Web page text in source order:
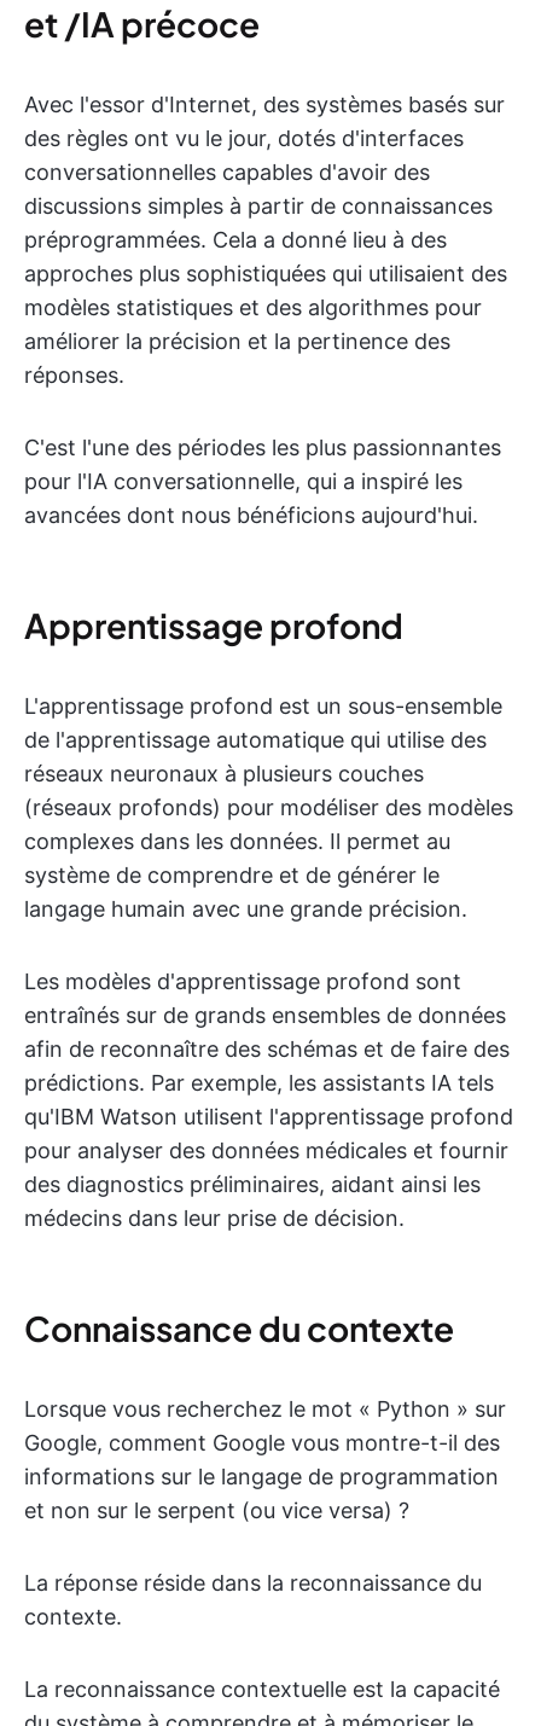
et /IA précoce
Avec l'essor d'Internet, des systèmes basés sur
des règles ont vu le jour, dotés d'interfaces
conversationnelles capables d'avoir des
discussions simples à partir de connaissances
préprogrammées. Cela a donné lieu à des
approches plus sophistiquées qui utilisaient des
modèles statistiques et des algorithmes pour
améliorer la précision et la pertinence des
réponses.
C'est l'une des périodes les plus passionnantes
pour l'IA conversationnelle, qui a inspiré les
avancées dont nous bénéficions aujourd'hui.
Apprentissage profond
L'apprentissage profond est un sous-ensemble
de l'apprentissage automatique qui utilise des
réseaux neuronaux à plusieurs couches
(réseaux profonds) pour modéliser des modèles
complexes dans les données. Il permet au
système de comprendre et de générer le
langage humain avec une grande précision.
Les modèles d'apprentissage profond sont
entraînés sur de grands ensembles de données
afin de reconnaître des schémas et de faire des
prédictions. Par exemple, les assistants IA tels
qu'IBM Watson utilisent l'apprentissage profond
pour analyser des données médicales et fournir
des diagnostics préliminaires, aidant ainsi les
médecins dans leur prise de décision.
Connaissance du contexte
Lorsque vous recherchez le mot « Python » sur
Google, comment Google vous montre-t-il des
informations sur le langage de programmation
et non sur le serpent (ou vice versa) ?
La réponse réside dans la reconnaissance du
contexte.
La reconnaissance contextuelle est la capacité